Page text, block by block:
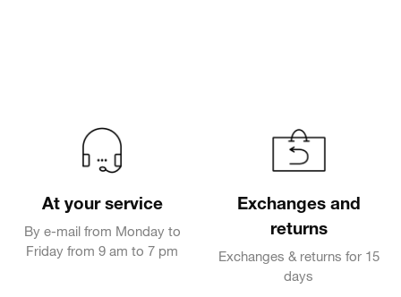
At your service
By e-mail from Monday to
Friday from 9 am to 7 pm
Exchanges and
returns
Exchanges & returns for 15
days